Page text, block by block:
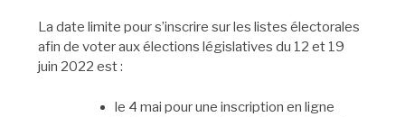
La date limite pour s’inscrire sur les listes électorales
afin de voter aux élections législatives du 12 et 19
juin 2022 est :
le 4 mai pour une inscription en ligne